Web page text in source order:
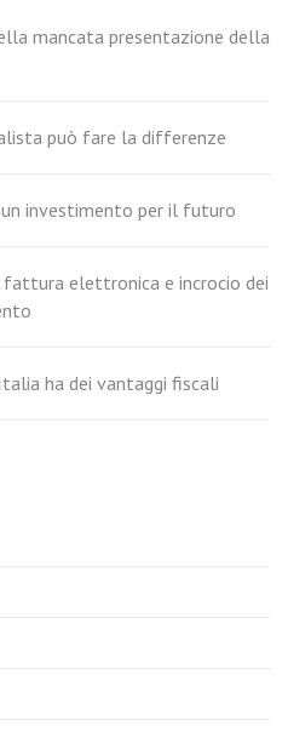
mancata presentazione della
può fare la differenze
investimento per il futuro
elettronica e incrocio dei
ha dei vantaggi fiscali